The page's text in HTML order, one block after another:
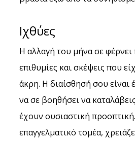
Ιχθύες
Η αλλαγή του μήνα σε φέρνει
επιθυμίες και σκέψεις που
άκρη. Η διαίσθησή σου είναι
να σε βοηθήσει να
έχουν ουσιαστική
επαγγελματικό τομέα,